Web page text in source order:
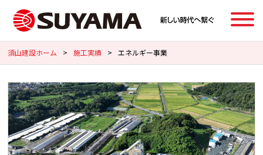
須山建設ホーム > 施工実績 > エネルギー事業